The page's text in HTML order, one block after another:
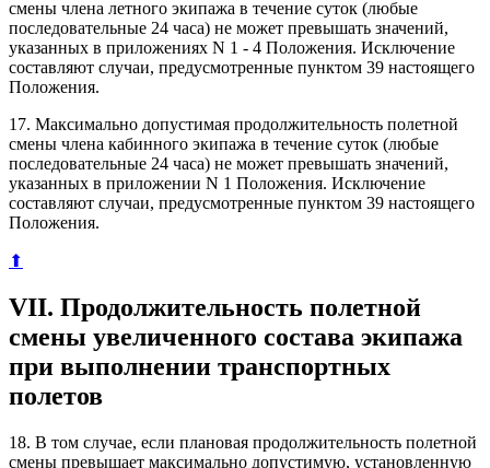
смены члена летного экипажа в течение суток (любые
последовательные 24 часа) не может превышать значений,
указанных в приложениях N 1 - 4 Положения. Исключение
составляют случаи, предусмотренные пунктом 39 настоящего
Положения.
17. Максимально допустимая продолжительность полетной
смены члена кабинного экипажа в течение суток (любые
последовательные 24 часа) не может превышать значений,
указанных в приложении N 1 Положения. Исключение
составляют случаи, предусмотренные пунктом 39 настоящего
Положения.
⬆
VII. Продолжительность полетной
смены увеличенного состава экипажа
при выполнении транспортных
полетов
18. В том случае, если плановая продолжительность полетной
смены превышает максимально допустимую, установленную